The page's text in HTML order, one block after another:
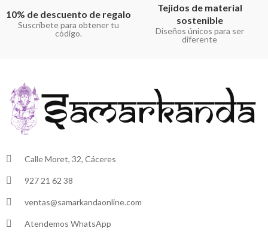
10% de descuento de regalo
Suscríbete para obtener tu
código.
Tejidos de material
sostenible
Diseños únicos para ser
diferente
Calle Moret, 32, Cáceres
927 21 62 38
ventas@samarkandaonline.com
Atendemos WhatsApp